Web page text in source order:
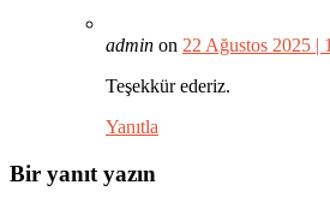
admin on 22 Ağustos 2025 |
Teşekkür ederiz.
Yanıtla
Bir yanıt yazın